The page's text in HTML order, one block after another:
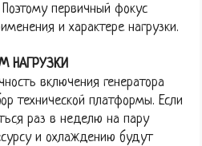
первичный фокус
и характере нагрузки.
НАГРУЗКИ
включения генератора
технической платформы. Если
раз в неделю на пару
и охлаждению будут